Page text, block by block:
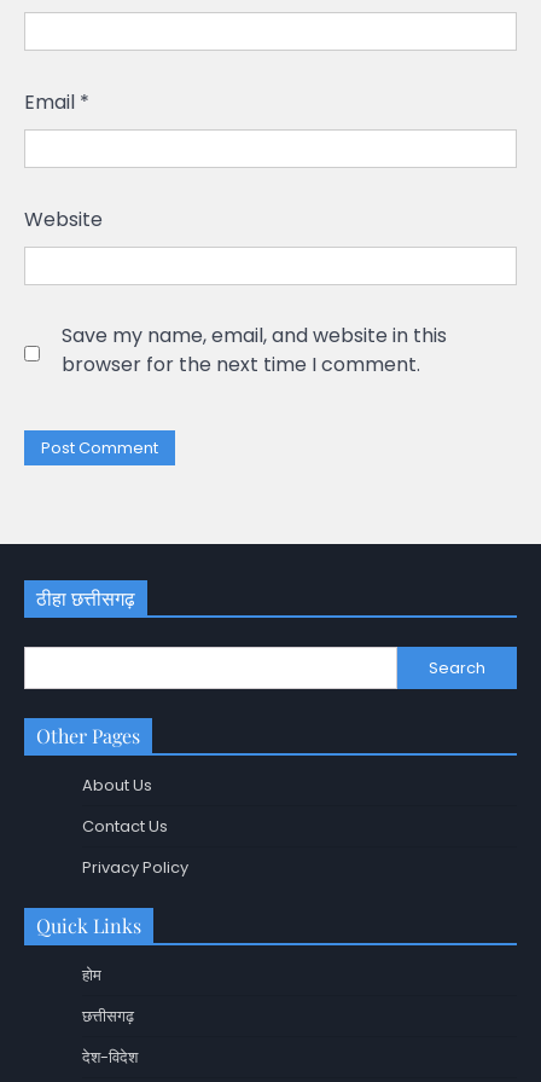
Email *
Website
Save my name, email, and website in this
browser for the next time I comment.
ठीहा छत्तीसगढ़
Search
Other Pages
About Us
Contact Us
Privacy Policy
Quick Links
होम
छत्तीसगढ़
देश-विदेश